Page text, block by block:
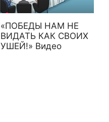
«ПОБЕДЫ НАМ НЕ
ВИДАТЬ КАК СВОИХ
УШЕЙ!» Видео